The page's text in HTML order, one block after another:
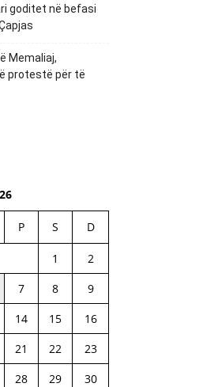
goditet në befasi
Memaliaj,
protestë për të
P S D
1
2
7 8
9
14 15
16
21 22
23
28 29
30